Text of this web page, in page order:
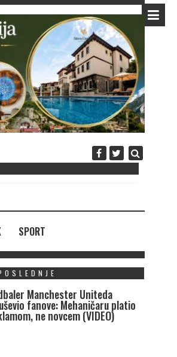
Diplomatija po
SPORT
Manchester Uniteda
fanove: Mehaničaru platio
ne novcem (VIDEO)